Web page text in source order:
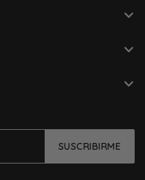
SUSCRIBIRME